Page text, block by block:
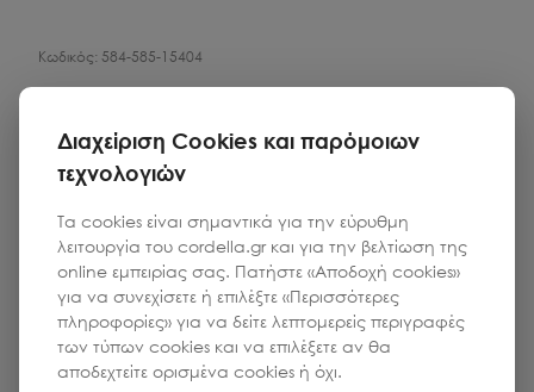
Κωδικός: 584-585-15404
380.00€
Προσθήκη στο καλάθι
Διαχείριση Cookies και παρόμοιων
τεχνολογιών
Τα cookies είναι σημαντικά για την εύρυθμη
λειτουργία του cordella.gr και για την βελτίωση της
online εμπειρίας σας. Πατήστε «Αποδοχή cookies»
για να συνεχίσετε ή επιλέξτε «Περισσότερες
πληροφορίες» για να δείτε λεπτομερείς περιγραφές
των τύπων cookies και να επιλέξετε αν θα
αποδεχτείτε ορισμένα cookies ή όχι.